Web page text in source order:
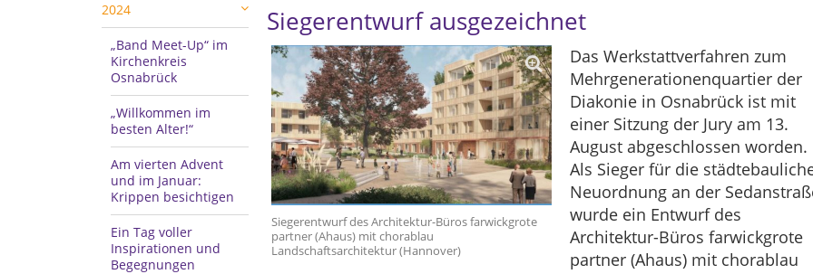
2024
„Band Meet-Up“ im
Kirchenkreis
Osnabrück
„Willkommen im
besten Alter!“
Am vierten Advent
und im Januar:
Krippen besichtigen
Ein Tag voller
Inspirationen und
Begegnungen
Siegerentwurf ausgezeichnet
Siegerentwurf des Architektur-Büros farwickgrote
partner (Ahaus) mit chorablau
Landschaftsarchitektur (Hannover)
Das Werkstattverfahren zum
Mehrgenerationenquartier der
Diakonie in Osnabrück ist mit
einer Sitzung der Jury am 13.
August abgeschlossen worden.
Als Sieger für die
Neuordnung an der
wurde ein Entwurf des
Architektur-Büros farwickgrote
partner (Ahaus) mit chorablau